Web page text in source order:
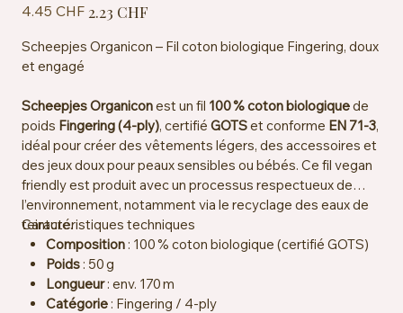
d’origine
4.45 CHF promotionnel
2.23 CHF
Scheepjes Organicon – Fil coton biologique Fingering, doux
et engagé
Scheepjes Organiconest un fil 100 % coton biologiquede
poids Fingering (4‑ply), certifié GOTSet conforme EN 71‑3,
idéal pour créer des vêtements légers, des accessoires et
des jeux doux pour peaux sensibles ou bébés. Ce fil vegan
friendly est produit avec un processus respectueux de
l’environnement, notamment via le recyclage des eaux de
teinture.
Caractéristiques techniques
Composition: 100 % coton biologique (certifié GOTS)
Poids: 50 g
Longueur: env. 170 m
Catégorie: Fingering / 4‑ply